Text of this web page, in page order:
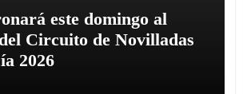
este domingo al
Circuito de Novilladas
2026